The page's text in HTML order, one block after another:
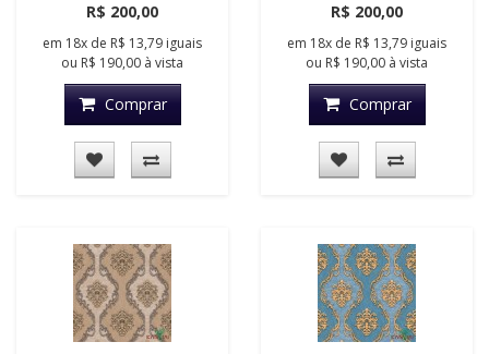
R$ 200,00
em 18x de R$ 13,79 iguais
ou R$ 190,00 à vista
Comprar
R$ 200,00
em 18x de R$ 13,79 iguais
ou R$ 190,00 à vista
Comprar